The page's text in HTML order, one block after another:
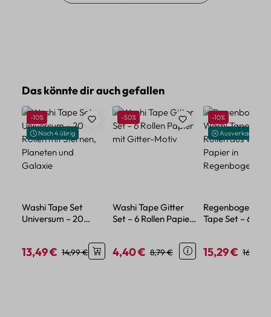
Produktgalerie überspringen
Das könnte dir auch gefallen
Rabatt
-10%
Noch 4 übrig
Washi Tape Set
Universum – 20
Galaxie
Verkaufspreis:
13,49 € Regulärer Preis:
14,99 €
Rabatt
-50%
Washi Tape Gitter
Set – 6 Rollen Papier
Verkaufspreis:
4,40 € Regulärer Preis:
8,79 €
Rabatt
-10%
Ausverkauft
Regenbogen
Tape Set – 60
Verkaufspreis:
15,29 € 16,99 €